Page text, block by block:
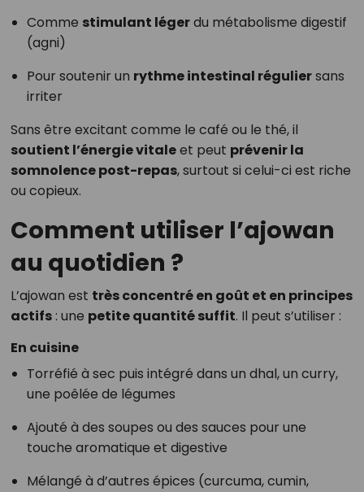
Comme stimulant légerdu métabolisme digestif
(agni)
Pour soutenir un rythme intestinal réguliersans
irriter
Sans être excitant comme le café ou le thé, il
soutient l’énergie vitaleet peut prévenir la
somnolence post-repas, surtout si celui-ci est riche
ou copieux.
Comment utiliser l’ajowan
au quotidien ?
L’ajowan est très concentré en goût et en principes
actifs: une petite quantité suffit. Il peut s’utiliser :
En cuisine
Torréfié à sec puis intégré dans un dhal, un curry,
une poêlée de légumes
Ajouté à des soupes ou des sauces pour une
touche aromatique et digestive
Mélangé à d’autres épices (curcuma, cumin,